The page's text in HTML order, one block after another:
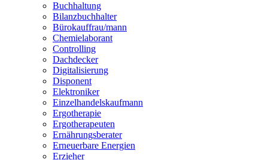
Buchhaltung
Bilanzbuchhalter
Bürokauffrau/mann
Chemielaborant
Controlling
Dachdecker
Digitalisierung
Disponent
Elektroniker
Einzelhandelskaufmann
Ergotherapie
Ergotherapeuten
Ernährungsberater
Erneuerbare Energien
Erzieher